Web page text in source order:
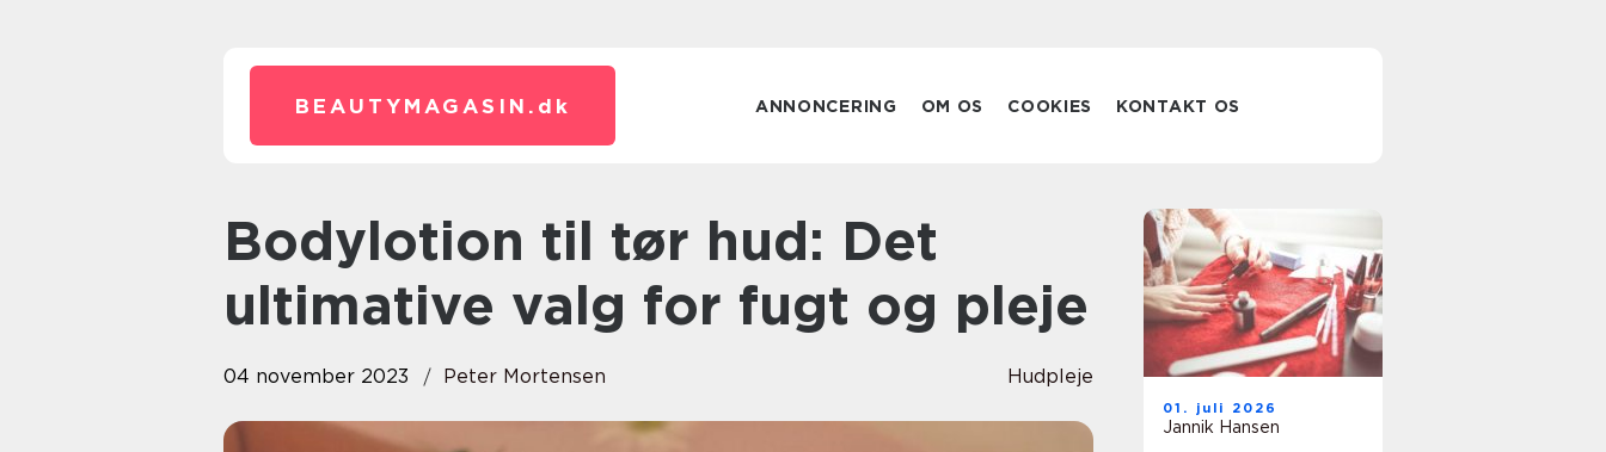
BEAUTYMAGASIN. dk ANNONCERING OM OS COOKIES KONTAKT OS
Bodylotion til tør hud: Det
ultimative valg for fugt og pleje
04 november 2023 Peter Mortensen Hudpleje
01. juli 2026
Jannik Hansen